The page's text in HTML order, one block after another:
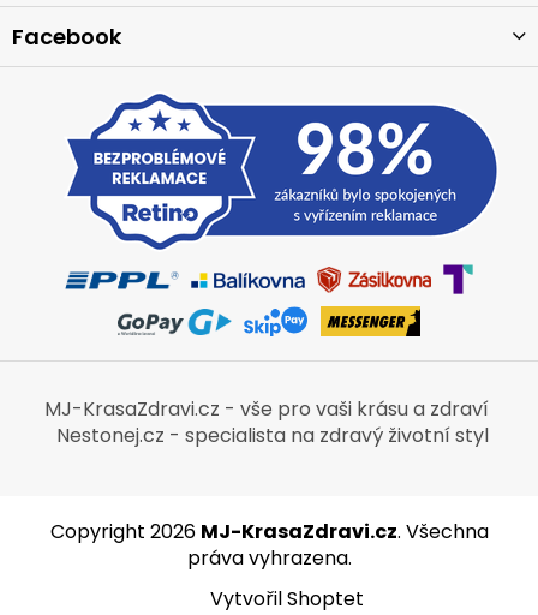
Facebook
MJ-KrasaZdravi.cz - vše pro vaši krásu a zdraví
Nestonej.cz - specialista na zdravý životní styl
Vytvořil Shoptet
Copyright 2026 MJ-KrasaZdravi.cz. Všechna
práva vyhrazena.